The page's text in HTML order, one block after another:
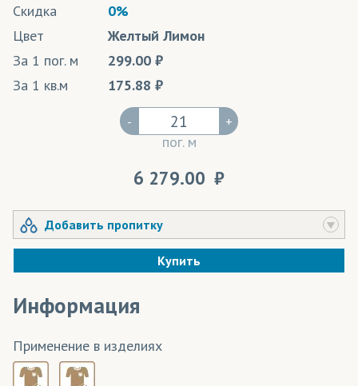
Скидка
0%
Цвет
Желтый Лимон
За 1 пог. м
299.00
За 1 кв.м
175.88
-
пог. м
+
6 279.00
Добавить пропитку
Купить
Информация
Применение в изделиях